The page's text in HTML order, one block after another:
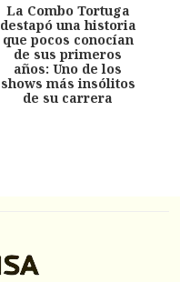
La Combo Tortuga
destapó una historia
que pocos conocían
de sus primeros
años: Uno de los
shows más insólitos
de su carrera